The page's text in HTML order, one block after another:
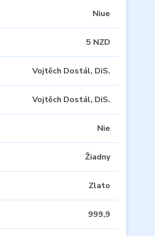
Niue
5 NZD
Vojtěch Dostál, DiS.
Vojtěch Dostál, DiS.
Nie
Žiadny
Zlato
999,9